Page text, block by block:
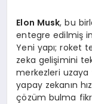
Elon Musk, bu
entegre edilmiş
Yeni yapı; roket
zeka gelişimini
merkezleri uzaya
yapay zekanın
çözüm bulma